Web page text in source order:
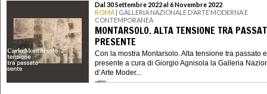
Dal 30 Settembre 2022 al 6 Novembre 2022
ROMA | GALLERIA NAZIONALE D’ARTE MODERNA E
CONTEMPORANEA
MONTARSOLO. ALTA TENSIONE TRA
PRESENTE
Con la mostra Montarsolo. Alta tensione tra passato e
presente a cura di Giorgio Agnisola la Galleria
d’Arte Moder...